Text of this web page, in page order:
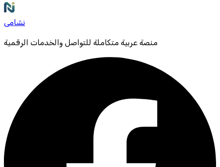
نشامى
منصة عربية متكاملة للتواصل والخدمات الرقمية